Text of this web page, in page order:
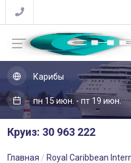
Карибы
пн 15 июн. - пт 19 июн.
Круиз: 30 963 222
Главная Royal Caribbean